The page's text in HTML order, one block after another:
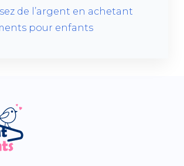
de l’argent en achetant
pour enfants